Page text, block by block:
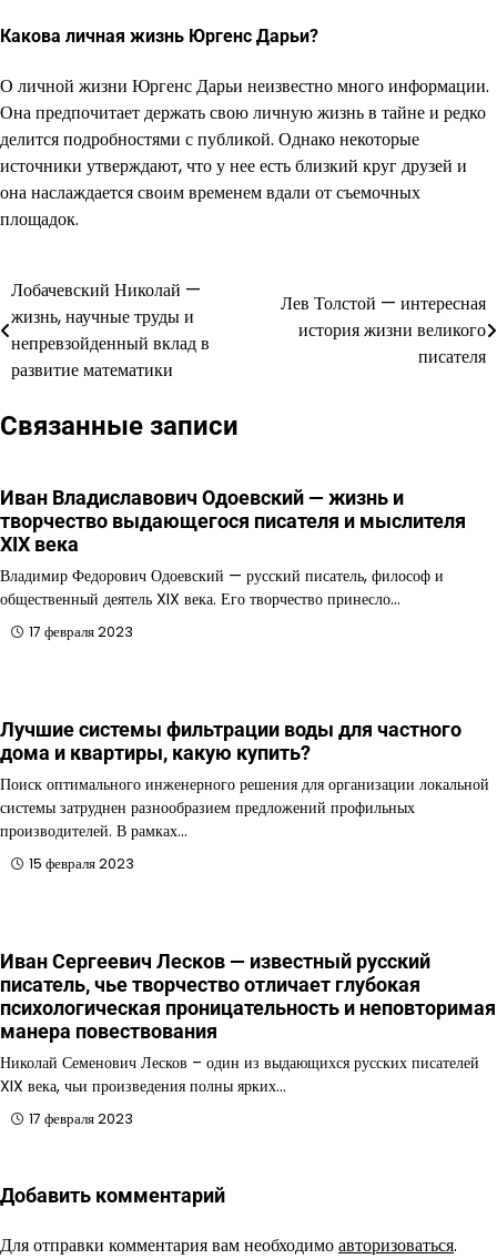
Какова личная жизнь Юргенс Дарьи?
О личной жизни Юргенс Дарьи неизвестно много информации.
Она предпочитает держать свою личную жизнь в тайне и редко
делится подробностями с публикой. Однако некоторые
источники утверждают, что у нее есть близкий круг друзей и
она наслаждается своим временем вдали от съемочных
площадок.
Навигация
по
записям
Лобачевский Николай —
жизнь, научные труды и
непревзойденный вклад в
развитие математики
Лев Толстой — интересная
история жизни великого
писателя
Связанные записи
Иван Владиславович Одоевский — жизнь и
творчество выдающегося писателя и мыслителя
XIX века
Владимир Федорович Одоевский — русский писатель, философ и
общественный деятель XIX века. Его творчество принесло…
17 февраля 2023
Лучшие системы фильтрации воды для частного
дома и квартиры, какую купить?
Поиск оптимального инженерного решения для организации локальной
системы затруднен разнообразием предложений профильных
производителей. В рамках…
15 февраля 2023
Иван Сергеевич Лесков — известный русский
писатель, чье творчество отличает глубокая
психологическая проницательность и неповторимая
манерa повествования
Николай Семенович Лесков – один из выдающихся русских писателей
XIX века, чьи произведения полны ярких…
17 февраля 2023
Добавить комментарий
Для отправки комментария вам необходимоавторизоваться.